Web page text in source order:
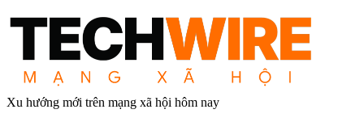
Xu hướng mới trên mạng xã hội hôm nay